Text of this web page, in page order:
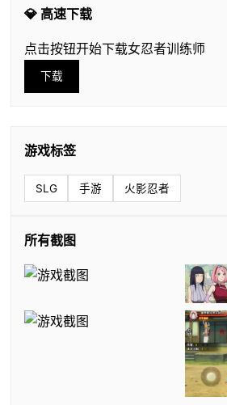
💎 高速下载
点击按钮开始下载女忍者训练师
下载
游戏标签
SLG 手游 火影忍者
所有截图